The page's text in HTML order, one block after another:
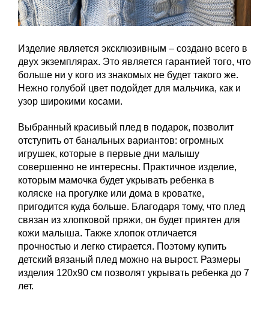
Изделие является эксклюзивным – создано всего в
двух экземплярах. Это является гарантией того, что
больше ни у кого из знакомых не будет такого же.
Нежно голубой цвет подойдет для мальчика, как и
узор широкими косами.
Выбранный красивый плед в подарок, позволит
отступить от банальных вариантов: огромных
игрушек, которые в первые дни малышу
совершенно не интересны. Практичное изделие,
которым мамочка будет укрывать ребенка в
коляске на прогулке или дома в кроватке,
пригодится куда больше. Благодаря тому, что плед
связан из хлопковой пряжи, он будет приятен для
кожи малыша. Также хлопок отличается
прочностью и легко стирается. Поэтому купить
детский вязаный плед можно на вырост. Размеры
изделия 120х90 см позволят укрывать ребенка до 7
лет.